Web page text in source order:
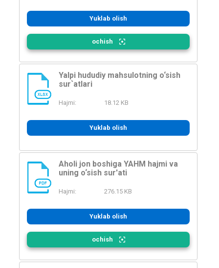
Yuklab olish
ochish
XLSX
Yalpi hududiy mahsulotning o‘sish
sur`atlari
Hajmi: 18.12 KB
Yuklab olish
PDF
Aholi jon boshiga YAHM hajmi va
uning o‘sish sur'ati
Hajmi: 276.15 KB
Yuklab olish
ochish